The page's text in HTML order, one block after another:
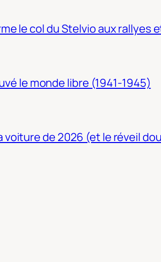
le col du Stelvio aux rallyes
le monde libre (1941-1945)
voiture de 2026 (et le réveil